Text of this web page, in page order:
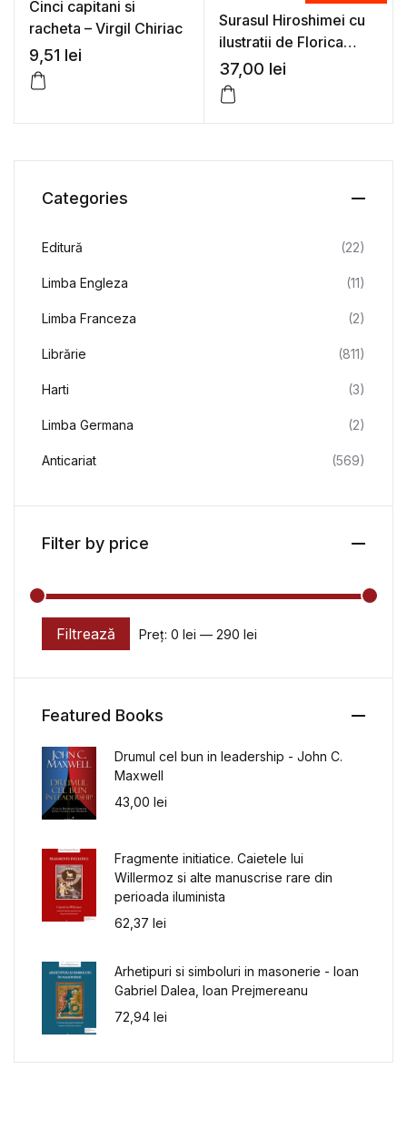
Cinci capitani si
racheta – Virgil Chiriac
9,51 lei
Surasul Hiroshimei cu
ilustratii de Florica
Cordescu – Eugen
Jebeleanu
37,00 lei
Categories
Editură (22)
Limba Engleza (11)
Limba Franceza (2)
Librărie (811)
Harti (3)
Limba Germana (2)
Anticariat (569)
Filter by price
Preț minim
Preț maxim
Filtrează Preț: 0 lei — 290 lei
Featured Books
Drumul cel bun in leadership - John C.
Maxwell
43,00 lei
Fragmente initiatice. Caietele lui
Willermoz si alte manuscrise rare din
perioada iluminista
62,37 lei
Arhetipuri si simboluri in masonerie - Ioan
Gabriel Dalea, Ioan Prejmereanu
72,94 lei